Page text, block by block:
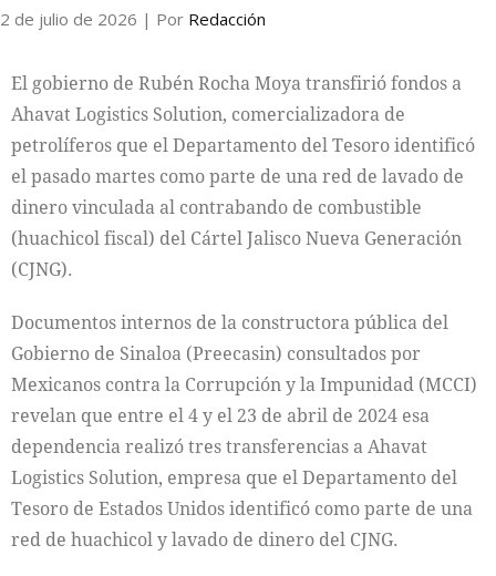
2 de julio de 2026 | Por Redacción
El gobierno de Rubén Rocha Moya transfirió fondos a
Ahavat Logistics Solution, comercializadora de
petrolíferos que el Departamento del Tesoro identificó
el pasado martes como parte de una red de lavado de
dinero vinculada al contrabando de combustible
(huachicol fiscal) del Cártel Jalisco Nueva Generación
(CJNG).
Documentos internos de la constructora pública del
Gobierno de Sinaloa (Preecasin) consultados por
Mexicanos contra la Corrupción y la Impunidad (MCCI)
revelan que entre el 4 y el 23 de abril de 2024 esa
dependencia realizó tres transferencias a Ahavat
Logistics Solution, empresa que el Departamento del
Tesoro de Estados Unidos identificó como parte de una
red de huachicol y lavado de dinero del CJNG.